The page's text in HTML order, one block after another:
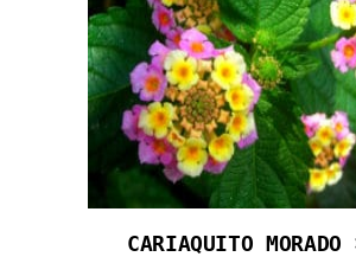
CARIAQUITO